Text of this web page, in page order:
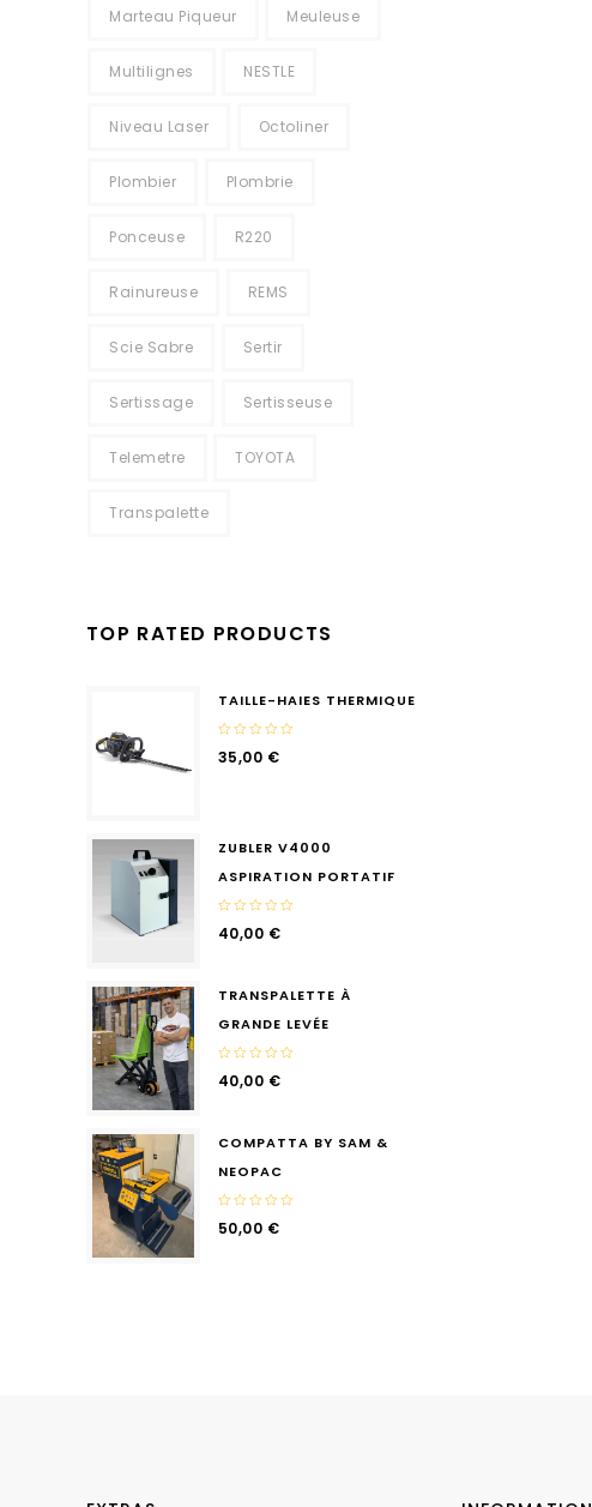
Marteau Piqueur Meuleuse
Multilignes NESTLE
Niveau Laser Octoliner
Plombier Plombrie
Ponceuse R220
Rainureuse REMS
Scie Sabre Sertir
Sertissage Sertisseuse
Telemetre TOYOTA
Transpalette
TOP RATED PRODUCTS
TAILLE-HAIES THERMIQUE
0
35,00 €
ZUBLER V4000
ASPIRATION PORTATIF
0
5
40,00 €
TRANSPALETTE À
GRANDE LEVÉE
0
5
40,00 €
COMPATTA BY SAM &
NEOPAC
0
50,00 €